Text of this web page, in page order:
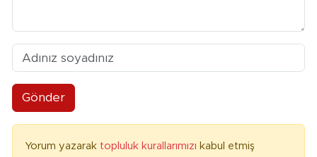
Gönder
Yorum yazarak topluluk kurallarımızı kabul etmiş